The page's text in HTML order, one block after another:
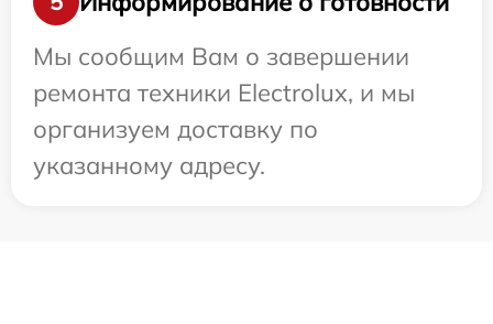
Мы сообщим Вам о завершении
ремонта техники Electrolux, и мы
организуем доставку по
указанному адресу.